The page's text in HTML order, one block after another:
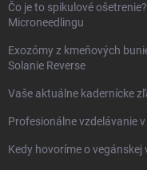
Čo je to spikulové
Microneedlingu
Exozómy z kmeňových
Solanie Reverse
Vaše aktuálne kadernícke
Profesionálne vzdelávanie
Kedy hovoríme o vegánskej